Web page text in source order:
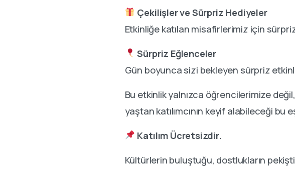
Çekilişler ve Sürpriz Hediyeler
Etkinliğe katılan misafirlerimiz için
Sürpriz Eğlenceler
Gün boyunca sizi bekleyen sürpriz
Bu etkinlik yalnızca öğrencilerimize
yaştan katılımcının keyif alabileceği bu
Katılım Ücretsizdir.
Kültürlerin buluştuğu, dostlukların